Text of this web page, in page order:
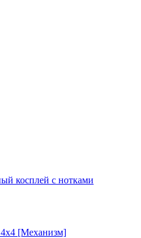
косплей с нотками
[Механизм]